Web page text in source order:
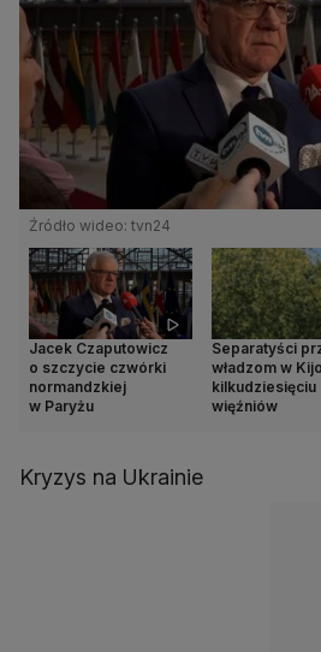
Źródło wideo: tvn24
Jacek Czaputowicz
o szczycie czwórki
normandzkiej
w Paryżu
Separatyści
władzom w
kilkudziesięciu
więźniów
Kryzys na Ukrainie